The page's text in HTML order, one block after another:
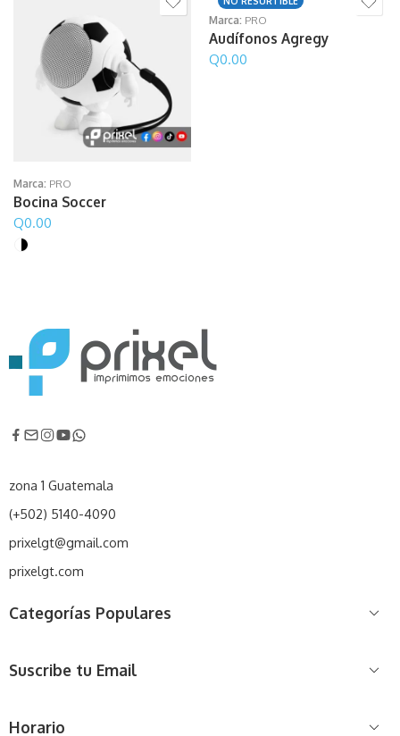
Marca: PRO
Bocina Soccer
Q0.00
Marca: PRO
Audífonos Agregy
Q0.00
zona 1 Guatemala
(+502) 5140-4090
prixelgt@gmail.com
prixelgt.com
Categorías Populares
Suscribe tu Email
Horario